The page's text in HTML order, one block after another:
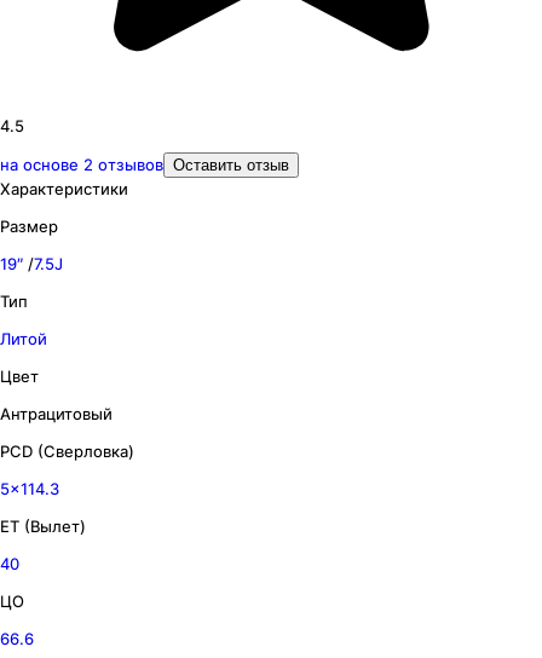
4.5
на основе 2 отзывов Оставить отзыв
Характеристики
Размер
19″ /7.5J
Тип
Литой
Цвет
Антрацитовый
PCD (Сверловка)
5x114.3
ET (Вылет)
40
ЦО
66.6